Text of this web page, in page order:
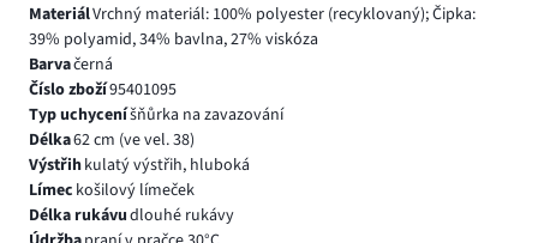
MateriálVrchný materiál: 100% polyester (recyklovaný); Čipka:
39% polyamid, 34% bavlna, 27% viskóza
Barvačerná
Číslo zboží95401095
Typ uchyceníšňůrka na zavazování
Délka62 cm (ve vel. 38)
Výstřihkulatý výstřih, hluboká
Límec košilový límeček
Délka rukávudlouhé rukávy